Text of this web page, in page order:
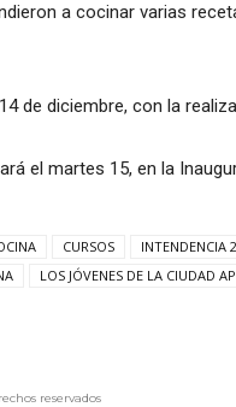
a cocinar varias
de diciembre, con la
el martes 15, en la
CURSOS
INTENDENCIA
LOS JÓVENES DE LA CIUDAD
reservados